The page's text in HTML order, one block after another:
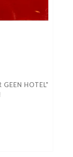
HOTEL"